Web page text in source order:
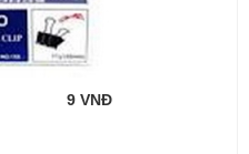
9 VNĐ